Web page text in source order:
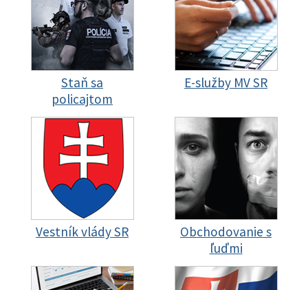
Staň sa
policajtom
E-služby MV SR
Vestník vlády SR
Obchodovanie s
ľuďmi